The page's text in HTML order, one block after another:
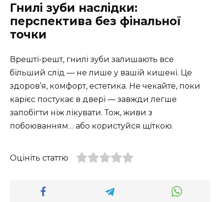
Гнилі зуби наслідки:
перспектива без фінальної
точки
Врешті-решт, гнилі зуби залишають все
більший слід ― не лише у вашій кишені. Це
здоров’я, комфорт, естетика. Не чекайте, поки
карієс постукає в двері ― завжди легше
запобігти ніж лікувати. Тож, живи з
побоюванням… або користуйся щіткою.
Оцініть статтю